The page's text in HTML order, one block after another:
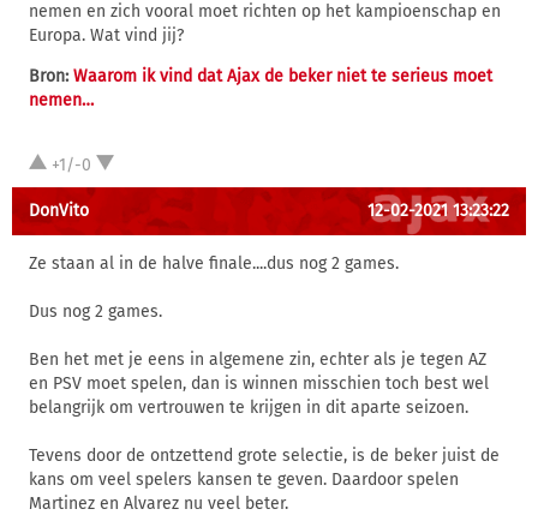
nemen en zich vooral moet richten op het kampioenschap en
Europa. Wat vind jij?
Bron:Waarom ik vind dat Ajax de beker niet te serieus moet
nemen…
+1/-0
DonVito 12-02-2021 13:23:22
Ze staan al in de halve finale....dus nog 2 games.
Dus nog 2 games.
Ben het met je eens in algemene zin, echter als je tegen AZ
en PSV moet spelen, dan is winnen misschien toch best wel
belangrijk om vertrouwen te krijgen in dit aparte seizoen.
Tevens door de ontzettend grote selectie, is de beker juist de
kans om veel spelers kansen te geven. Daardoor spelen
Martinez en Alvarez nu veel beter.